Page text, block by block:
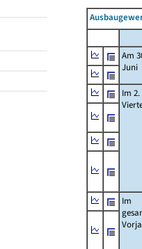
Am
Juni
Im 2.
Im